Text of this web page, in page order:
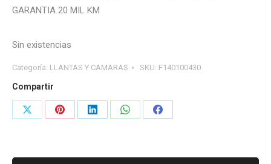
GARANTIA 20 MIL KM
Sin existencias
Categoría: LLANTAS Y CAMARAS SKU: F140100430
Compartir
Share
Share
Share
Share
Share